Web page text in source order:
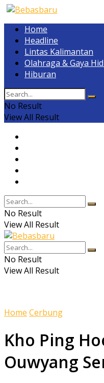
Home
Headline
Lintas Kalimantan
Olahraga & Gaya
Hiburan
No Result
View All Result
No Result
View All Result
No Result
View All Result
Home Cerbung
Kho Ping
Ouwyang